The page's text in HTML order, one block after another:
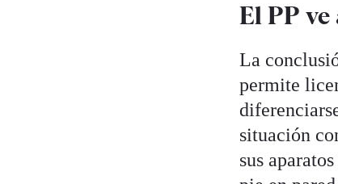
El PP
La
permite
situación
sus